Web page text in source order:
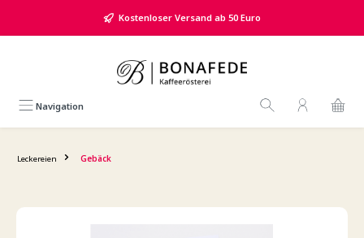
Kostenloser Versand ab 50 Euro
Navigation
Leckereien Gebäck